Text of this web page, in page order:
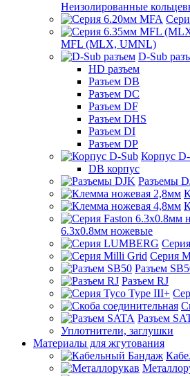
Неизолированные
MFL (MLX, UMNL)
D-Sub
HD разъем
Разъем DB
Разъем DC
Разъем DF
Разъем DHS
Разъем DI
Разъем DP
Корпус
DB корпус
Разъемы
6.3х0.8мм ножевые
Серия
Разъем
Разъем RJ
Разъем
Уплотнители, заглушки
Материалы для жгутования